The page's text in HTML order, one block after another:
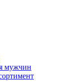
мужчин